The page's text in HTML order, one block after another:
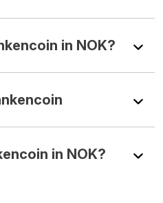
in NOK?
in NOK?